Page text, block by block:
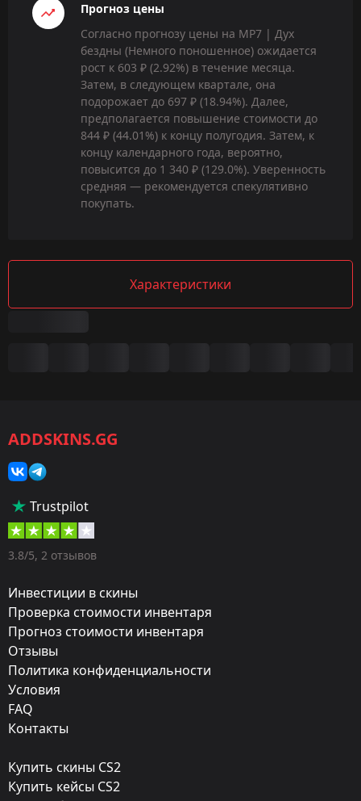
Прогноз цены
Согласно прогнозу цены на MP7 | Дух
бездны (Немного поношенное) ожидается
рост к 603 ₽ (2.92%) в течение месяца.
Затем, в следующем квартале, она
подорожает до 697 ₽ (18.94%). Далее,
предполагается повышение стоимости до
844 ₽ (44.01%) к концу полугодия. Затем, к
концу календарного года, вероятно,
повысится до 1 340 ₽ (129.0%). Уверенность
средняя — рекомендуется спекулятивно
покупать.
Характеристики
Категория:
Скины
Пистолеты-пулемёты
Оружие:
Exterior:
Немного поношенное
Дух бездны
Finish catalog:
ADDSKINS.GG
Trustpilot
3.8/5, 2 отзывов
Инвестиции в скины
Проверка стоимости инвентаря
Прогноз стоимости инвентаря
Отзывы
Политика конфиденциальности
Условия
FAQ
Контакты
Купить скины CS2
Купить кейсы CS2